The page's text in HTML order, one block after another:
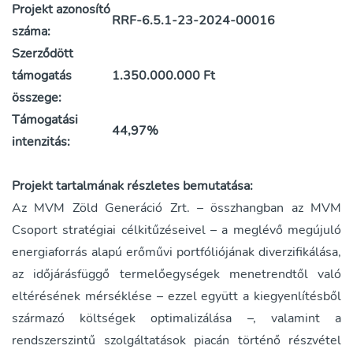
Projekt azonosító
száma:
RRF-6.5.1-23-2024-00016
Szerződött
támogatás
összege:
1.350.000.000 Ft
Támogatási
intenzitás:
44,97%
Projekt tartalmának részletes bemutatása:
Az MVM Zöld Generáció Zrt. – összhangban az MVM
Csoport stratégiai célkitűzéseivel – a meglévő megújuló
energiaforrás alapú erőművi portfóliójának diverzifikálása,
az időjárásfüggő termelőegységek menetrendtől való
eltérésének mérséklése – ezzel együtt a kiegyenlítésből
származó költségek optimalizálása –, valamint a
rendszerszintű szolgáltatások piacán történő részvétel